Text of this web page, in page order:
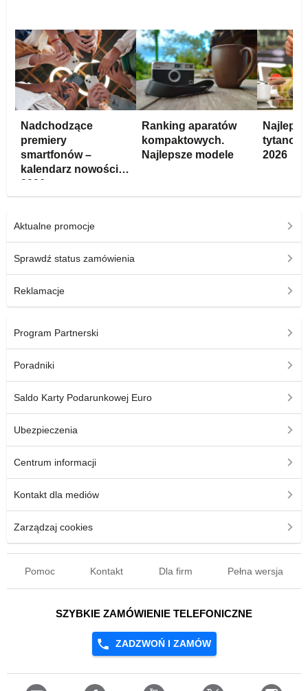
Nadchodzące
premiery
smartfonów –
kalendarz nowości
2026
Ranking aparatów
kompaktowych.
Najlepsze modele
2026
Aktualne promocje
Sprawdź status zamówienia
Reklamacje
Program Partnerski
Poradniki
Saldo Karty Podarunkowej Euro
Ubezpieczenia
Centrum informacji
Kontakt dla mediów
Zarządzaj cookies
Pomoc Kontakt Dla firm Pełna wersja
SZYBKIE ZAMÓWIENIE TELEFONICZNE
ZADZWOŃ I ZAMÓW